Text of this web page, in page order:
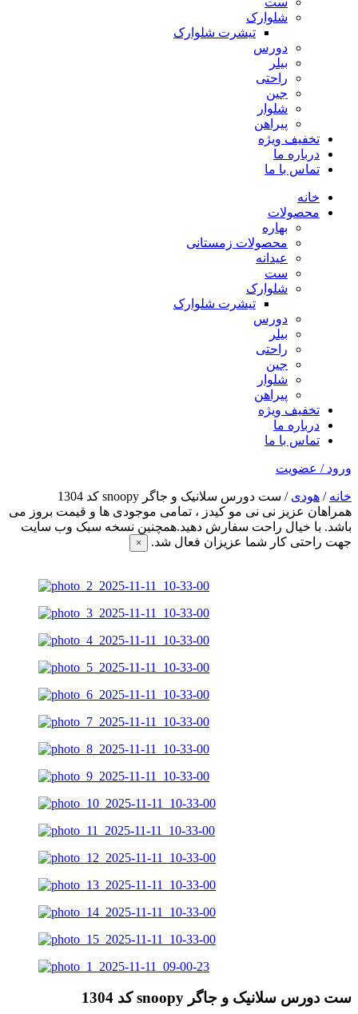
شلوارک
تیشرت شلوارک
دورس
بیلر
راحتی
جین
شلوار
پیراهن
تخفیف ویژه
درباره ما
تماس با ما
خانه
محصولات
بهاره
محصولات زمستانی
عیدانه
ست
شلوارک
تیشرت شلوارک
دورس
بیلر
راحتی
جین
شلوار
پیراهن
تخفیف ویژه
درباره ما
تماس با ما
ورود / عضویت
خانه / هودی / ست دورس سلانیک و جاگر snoopy کد 1304
همراهان عزیز نی نی مو کیدز ، تمامی موجودی ها و قیمت بروز می
باشد. با خیال راحت سفارش دهید.همچنین نسخه سبک وب سایت
جهت راحتی کار شما عزیزان فعال شد.
×
ست دورس سلانیک و جاگر snoopy کد 1304